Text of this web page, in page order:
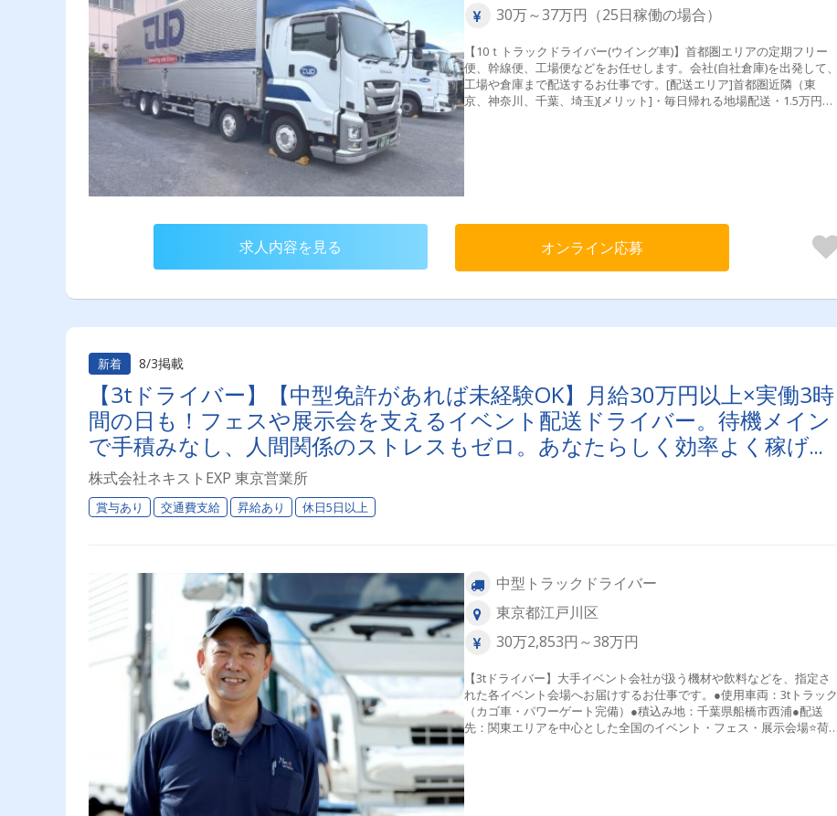
30万～37万円（25日稼働の場合）
【10ｔトラックドライバー(ウイング車)】首都圏エリアの定期フリー
便、幹線便、工場便などをお任せします。会社(自社倉庫)を出発して、
工場や倉庫まで配送するお仕事です。[配送エリア]首都圏近隣（東
京、神奈川、千葉、埼玉)[メリット]・毎日帰れる地場配送・1.5万円の
求人内容を見る オンライン応募
新着 8/3掲載
【3tドライバー】【中型免許があれば未経験OK】月給30万円以上×実働3時
間の日も！フェスや展示会を支えるイベント配送ドライバー。待機メイン
で手積みなし、人間関係のストレスもゼロ。あなたらしく効率よく稼げる
レアな環境です！
株式会社ネキストEXP 東京営業所
賞与あり 交通費支給 昇給あり 休日5日以上
中型トラックドライバー
東京都江戸川区
30万2,853円～38万円
【3tドライバー】大手イベント会社が扱う機材や飲料などを、指定さ
れた各イベント会場へお届けするお仕事です。●使用車両：3tトラック
（カゴ車・パワーゲート完備）●積込み地：千葉県船橋市西浦●配送
先：関東エリアを中心とした全国のイベント・フェス・展示会場⭐荷
物はパワーゲートを使用しての積み下ろしとなりますので、 体の負
物の積み下ろし以外の時間帯は待機となります。